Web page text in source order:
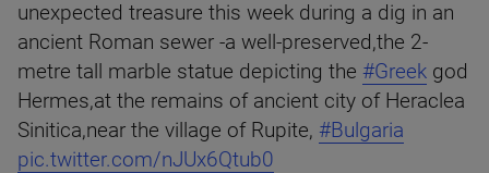
unexpected treasure this week during a dig in an
ancient Roman sewer -a well-preserved,the 2-
metre tall marble statue depicting the #Greek god
Hermes,at the remains of ancient city of Heraclea
Sinitica,near the village of Rupite, #Bulgaria
pic.twitter.com/nJUx6Qtub0